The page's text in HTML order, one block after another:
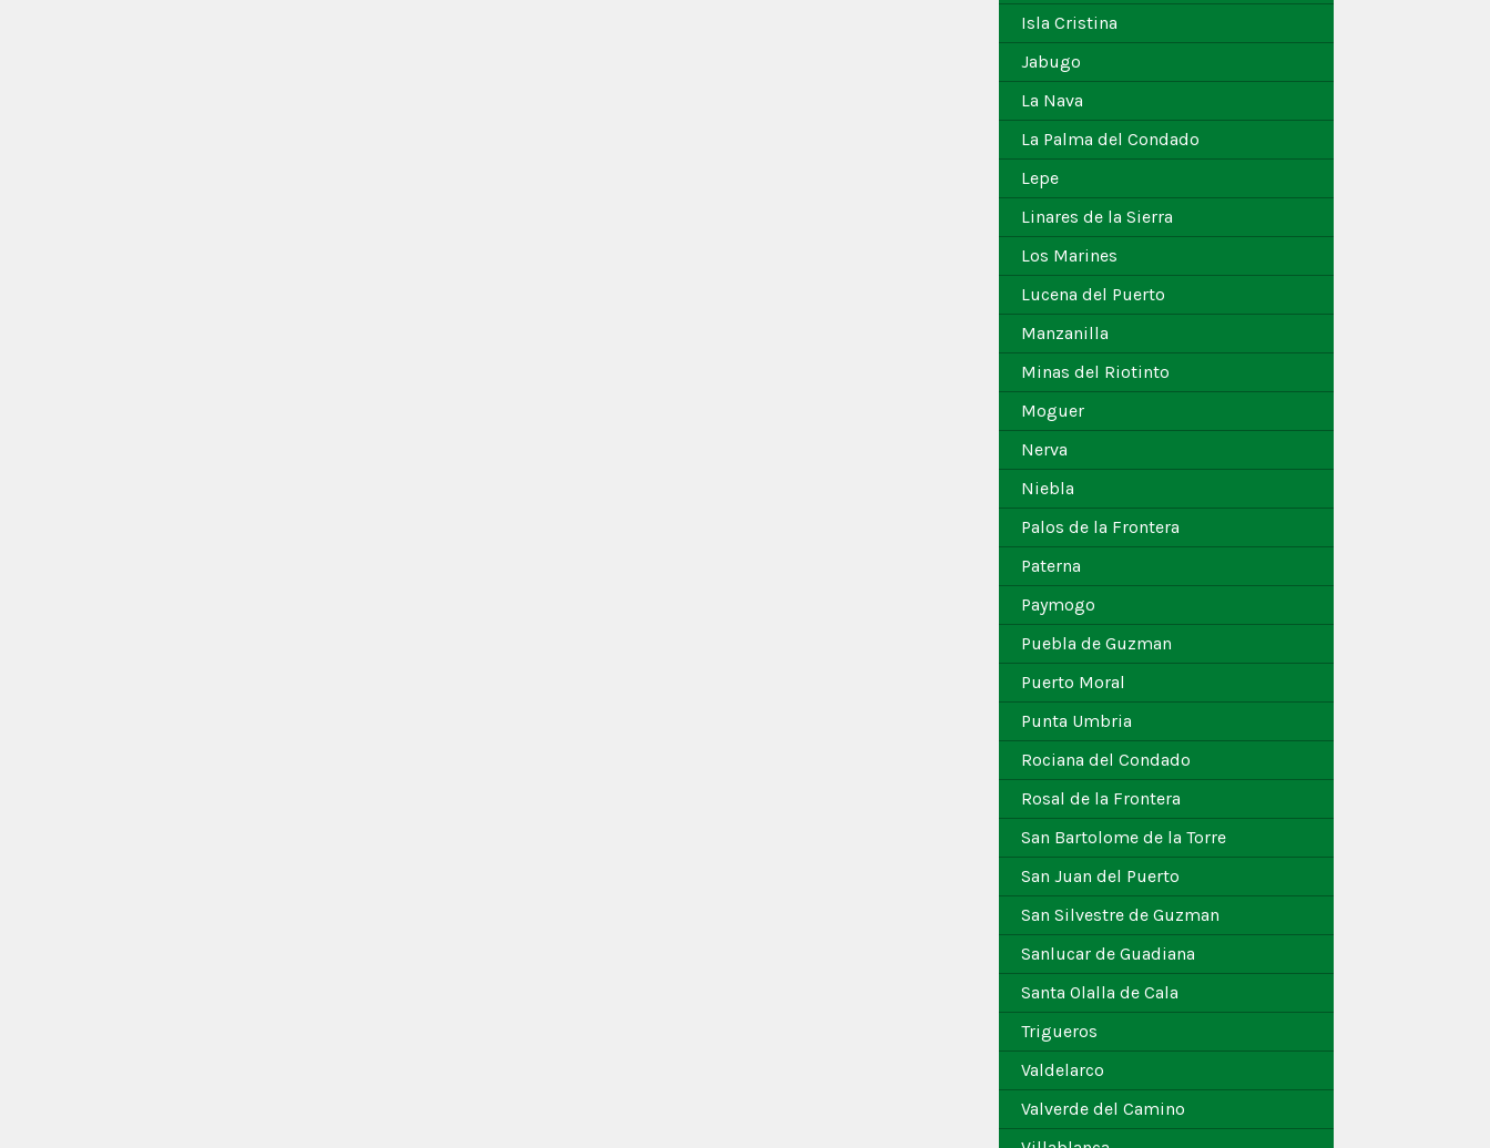
Isla Cristina
Jabugo
La Nava
La Palma del Condado
Lepe
Linares de la Sierra
Los Marines
Lucena del Puerto
Manzanilla
Minas del Riotinto
Moguer
Nerva
Niebla
Palos de la Frontera
Paterna
Paymogo
Puebla de Guzman
Puerto Moral
Punta Umbria
Rociana del Condado
Rosal de la Frontera
San Bartolome de la Torre
San Juan del Puerto
San Silvestre de Guzman
Sanlucar de Guadiana
Santa Olalla de Cala
Trigueros
Valdelarco
Valverde del Camino